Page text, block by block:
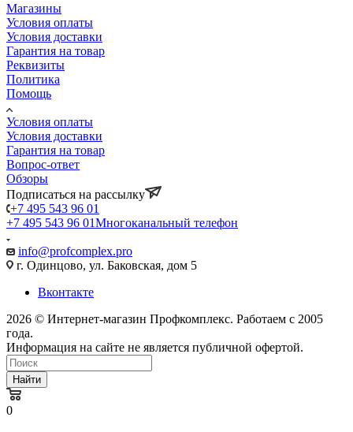
Магазины
Условия оплаты
Условия доставки
Гарантия на товар
Реквизиты
Политика
Помощь
Условия оплаты
Условия доставки
Гарантия на товар
Вопрос-ответ
Обзоры
Подписаться на рассылку
+7 495 543 96 01
+7 495 543 96 01Многоканальный телефон
info@profcomplex.pro
г. Одинцово, ул. Баковская, дом 5
Вконтакте
2026 © Интернет-магазин Профкомплекс. Работаем с 2005
года.
Информация на сайте не является публичной офертой.
Найти
0